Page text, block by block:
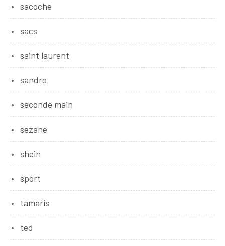
sacoche
sacs
saint laurent
sandro
seconde main
sezane
shein
sport
tamaris
ted